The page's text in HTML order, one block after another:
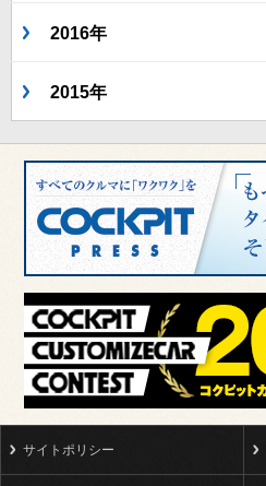
2016年
2015年
サイトポリシー